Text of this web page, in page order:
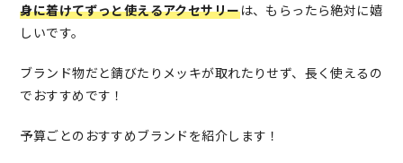
身に着けてずっと使えるアクセサリーは、もらったら絶対に嬉
しいです。
ブランド物だと錆びたりメッキが取れたりせず、長く使えるの
でおすすめです！
予算ごとのおすすめブランドを紹介します！